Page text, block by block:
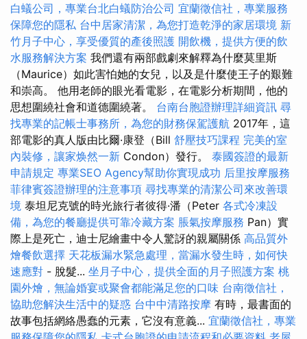
白蟻公司，專業台北白蟻防治公司 宜蘭徵信社，專業服務
保障您的隱私 台中居家清潔，為您打造乾淨的家居環境 新
竹月子中心，享受優質的產後照護 開飲機，提供方便的飲
水服務解決方案 我們還有兩部戲劇來解釋為什麼莫里斯
（Maurice）如此害怕她的女兒，以及是什麼使王子的艱難
和崇高。 他用老師的眼光看電影，在電影分析期間，他的
思想圍繞社會和道德圍繞著。 台南台胞證辦理詳細資訊 尋
找專業的記帳士事務所，為您的財務保駕護航 2017年，這
部電影的真人版由比爾·康登（Bill 舒壓技巧課程 完美的室
內裝修，讓家焕然一新 Condon）發行。 泰國簽證的最新
申請規定 專業SEO Agency幫助你實現成功 后里按摩服務
菲律賓簽證辦理的注意事項 尋找專業的清潔公司來改善環
境 泰坦尼克號的時光旅行者彼得·潘（Peter 各式冷凍設
備，為您的餐廳提供可靠冷藏方案 脹氣按摩服務 Pan）實
際上是死亡，迪士尼繪畫中令人驚訝的親屬關係 高品質外
燴餐飲選擇 天花板漏水緊急處理，當漏水發生時，如何快
速應對 - 脫髮... 坐月子中心，提供全面的月子照護方案 桃
園外燴，無論婚宴或聚會都能滿足您的口味 台南徵信社，
協助您解決生活中的疑惑 台中中清路按摩 有時，最書面的
故事包括網絡愚蠢的元素，它沒有意義... 宜蘭徵信社，專業